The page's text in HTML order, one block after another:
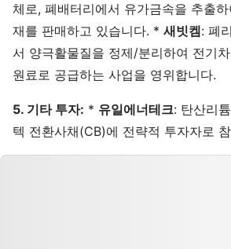
체로, 폐배터리에서 유가금속을 추출
재를 판매하고 있습니다. * 새빗켐: 폐
서 양극활물질을 정제/분리하여 전기
원료로 공급하는 사업을 영위합니다.
5. 기타 투자: * 유일에너테크: 탄산리
텍 전환사채(CB)에 전략적 투자자로